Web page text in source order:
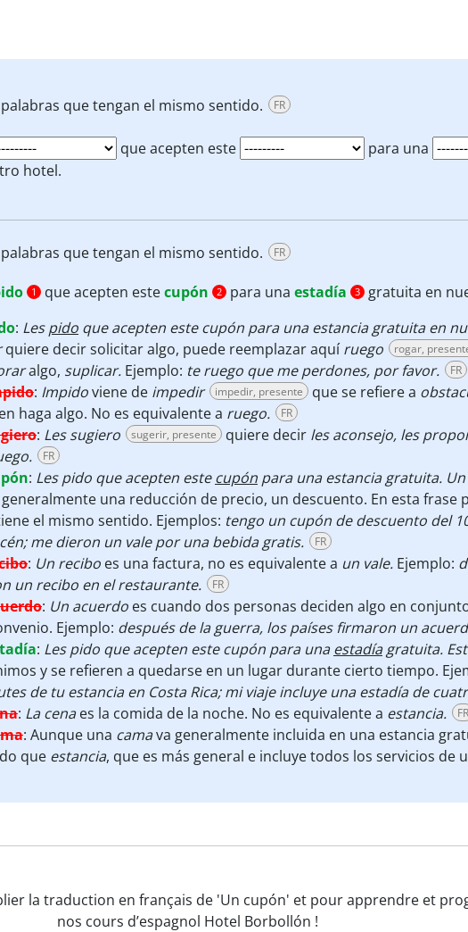
que tengan el mismo sentido. FR
que acepten este para una
hotel.
que tengan el mismo sentido. FR
1 que acepten estecupón 2 para una estadía 3 gratuita en
: Lespido que acepten este cupón para una estancia gratuita en
quiere decir solicitar algo, puede reemplazar aquíruego rogar,
algo, suplicar. Ejemplo: te ruego que me perdones, por favor. FR
: Impidoviene de impedir impedir, presente que se refiere a
haga algo. No es equivalente a ruego. FR
: Les sugiero sugerir, presente quiere decir les aconsejo, les
FR
: Les pido que acepten estecupón para una estancia gratuita.
una reducción de precio, un descuento. En esta frase
el mismo sentido. Ejemplos: tengo un cupón de descuento del
me dieron un vale por una bebida gratis.
FR
: Un recibo es una factura, no es equivalente a un vale. Ejemplo:
un recibo en el restaurante.
FR
: Un acuerdo es cuando dos personas deciden algo en
Ejemplo: después de la guerra, los países firmaron un
: Les pido que acepten este cupón para unaestadíagratuita.
y se refieren a quedarse en un lugar durante cierto tiempo.
de tu estancia en Costa Rica; mi viaje incluye una estadía de
: La cenaes la comida de la noche. No es equivalente a estancia. FR
: Aunque una camava generalmente incluida en una estancia
que estancia, que es más general e incluye todos los servicios de
la traduction en français de 'Un cupón' et pour apprendre et
nos cours d’espagnol Hotel Borbollón !